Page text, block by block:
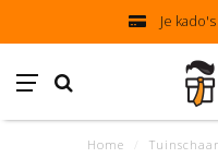
Je
Home